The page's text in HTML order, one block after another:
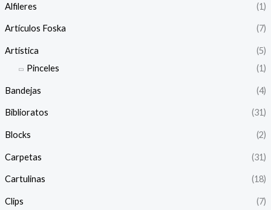
Alfileres (1)
Artículos Foska (7)
Artística
(5)
Pinceles
(1)
Bandejas (4)
Biblioratos (31)
Blocks (2)
Carpetas (31)
Cartulinas (18)
Clips (7)